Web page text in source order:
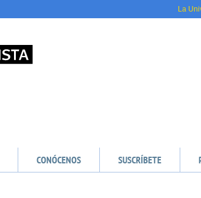
La
CONÓCENOS SUSCRÍBETE